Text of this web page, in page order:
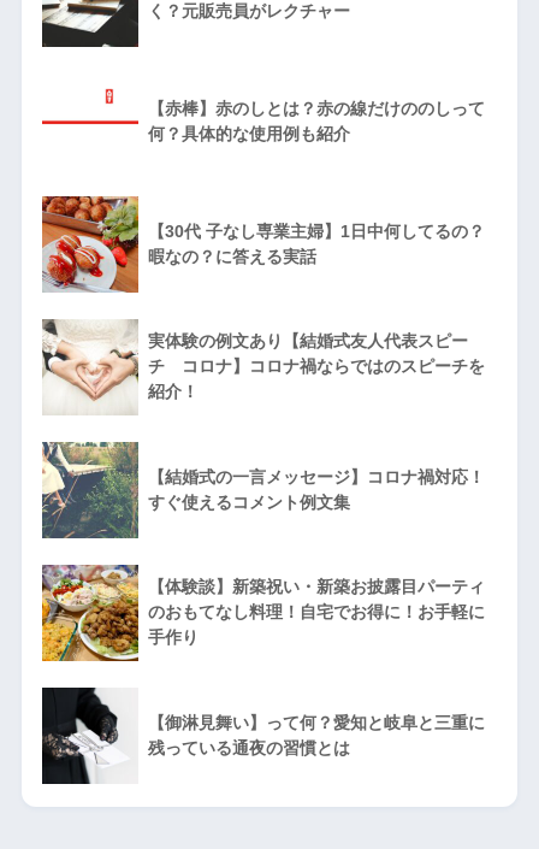
く？元販売員がレクチャー
【赤棒】赤のしとは？赤の線だけののしって
何？具体的な使用例も紹介
【30代 子なし専業主婦】1日中何してるの？
暇なの？に答える実話
実体験の例文あり【結婚式友人代表スピー
チ コロナ】コロナ禍ならではのスピーチを
紹介！
【結婚式の一言メッセージ】コロナ禍対応！
すぐ使えるコメント例文集
【体験談】新築祝い・新築お披露目パーティ
のおもてなし料理！自宅でお得に！お手軽に
手作り
【御淋見舞い】って何？愛知と岐阜と三重に
残っている通夜の習慣とは